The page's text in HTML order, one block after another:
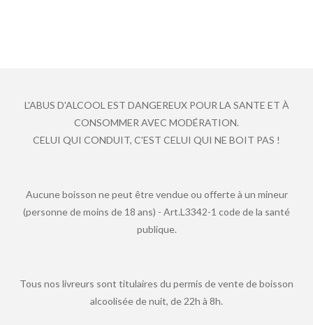
L'ABUS D'ALCOOL EST DANGEREUX POUR LA SANTE ET À
CONSOMMER AVEC MODÉRATION.
CELUI QUI CONDUIT, C'EST CELUI QUI NE BOIT PAS !
Aucune boisson ne peut être vendue ou offerte à un mineur
(personne de moins de 18 ans) - Art.L3342-1 code de la santé
publique.
Tous nos livreurs sont titulaires du permis de vente de boisson
alcoolisée de nuit, de 22h à 8h.